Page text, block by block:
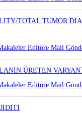
Editöre Mail
TOTAL TUMOR
Editöre Mail
ÜRETEN